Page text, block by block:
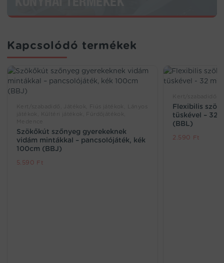
Kapcsolódó termékek
Szökőkút szőnyeg gyerekeknek
vidám mintákkal – pancsolójáték, kék
100cm (BBJ)
5.590 Ft
Flexibilis
tüskével – 32
(BBL)
2.590 Ft